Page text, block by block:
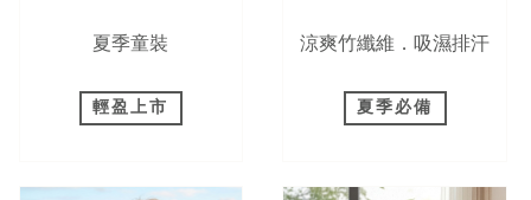
夏季童裝
輕盈上市
涼爽竹纖維．吸濕排汗
夏季必備